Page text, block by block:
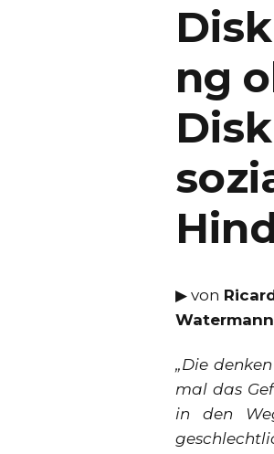
ng
▶︎ von
Watermann
„Die
mal das
in den